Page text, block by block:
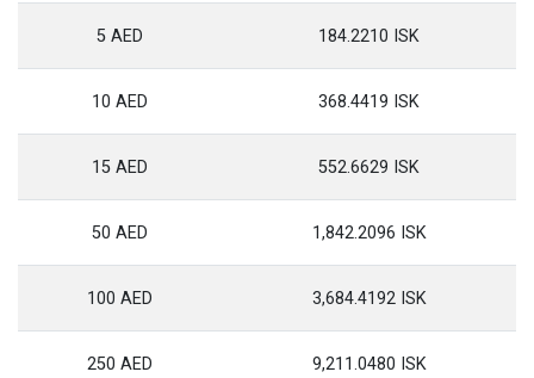
5 AED 184.2210 ISK
10 AED 368.4419 ISK
15 AED 552.6629 ISK
50 AED 1,842.2096 ISK
100 AED 3,684.4192 ISK
250 AED 9,211.0480 ISK